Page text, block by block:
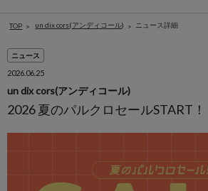
TOP un dix cors(アンディコール) ニュース詳細
ニュース
2026.06.25
un dix cors(アンディコール)
2026 夏のパルクロセールSTART！